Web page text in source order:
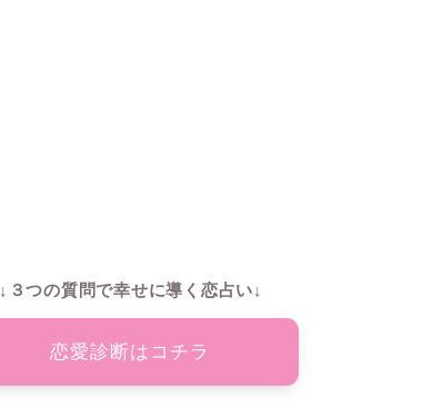
↓３つの質問で幸せに導く恋占い↓
恋愛診断はコチラ